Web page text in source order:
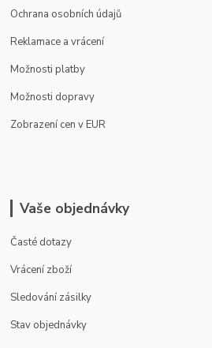
Ochrana osobních údajů
Reklamace a vrácení
Možnosti platby
Možnosti dopravy
Zobrazení cen v EUR
Vaše objednávky
Časté dotazy
Vrácení zboží
Sledování zásilky
Stav objednávky